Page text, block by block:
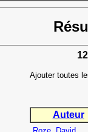
Ajouter toutes
Auteur